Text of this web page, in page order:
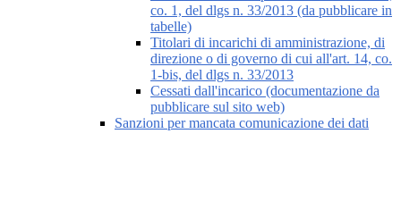
co. 1, del dlgs n. 33/2013 (da pubblicare in
tabelle)
Titolari di incarichi di amministrazione, di
direzione o di governo di cui all'art. 14, co.
1-bis, del dlgs n. 33/2013
Cessati dall'incarico (documentazione da
pubblicare sul sito web)
Sanzioni per mancata comunicazione dei dati